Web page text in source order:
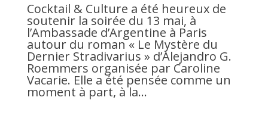
Cocktail & Culture a été heureux de
soutenir la soirée du 13 mai, à
l’Ambassade d’Argentine à Paris
autour du roman « Le Mystère du
Dernier Stradivarius » d’Alejandro G.
Roemmers organisée par Caroline
Vacarie. Elle a été pensée comme un
moment à part, à la...